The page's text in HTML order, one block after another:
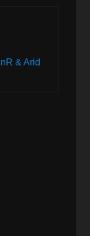
& Arid